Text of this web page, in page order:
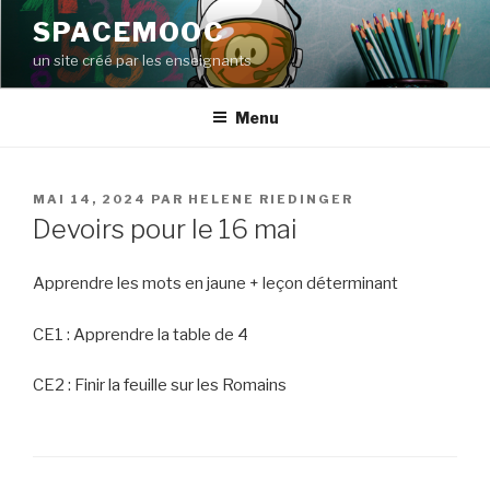
Aller
contenu
principal
SPACEMOOC
un site créé par les enseignants
Menu
PUBLIÉ
LE
MAI 14, 2024 PAR HELENE RIEDINGER
Devoirs pour le 16 mai
Apprendre les mots en jaune + leçon déterminant
CE1 : Apprendre la table de 4
CE2 : Finir la feuille sur les Romains